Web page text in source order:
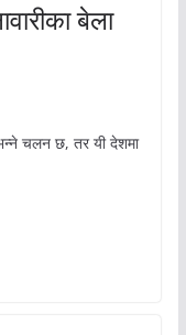
बेला
चलन छ, तर यी देशमा